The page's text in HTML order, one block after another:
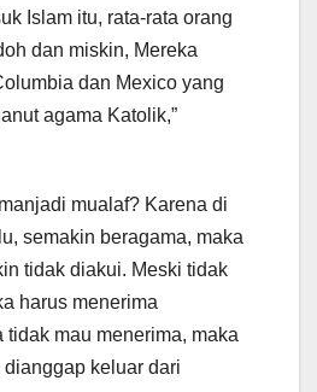
Islam itu, rata-rata orang
dan miskin, Mereka
dan Mexico yang
agama Katolik,”
mualaf? Karena di
semakin beragama, maka
tidak diakui. Meski tidak
harus menerima
tidak mau menerima, maka
keluar dari